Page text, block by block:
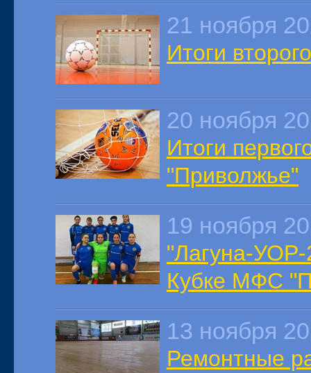
21 ноября
Итоги
20 ноября
Итоги
"Приволжье"
19 ноября
"Лагуна-УОР-
Кубке МФС
13 ноября
Ремонтные